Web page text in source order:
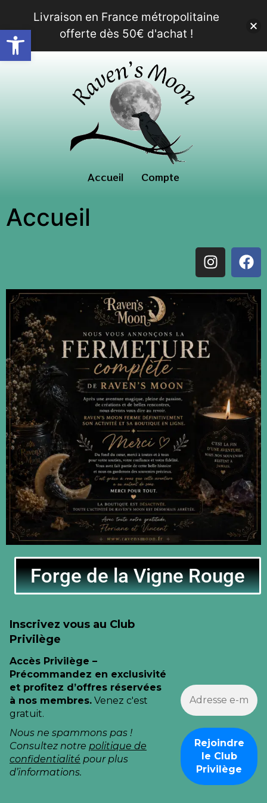
Ouvrir la barre d’outils
Accueil Compte
Accueil
Forge de la Vigne Rouge
Inscrivez vous au Club
Privilège
Accès Privilège –
Précommandez en exclusivité
et profitez d’offres réservées
à nos membres. Venez c'est
gratuit.
Nous ne spammons pas !
Consultez notre politique de
confidentialité pour plus
d’informations.
Livraison en France métropolitaine
offerte dès 50€ d'achat !